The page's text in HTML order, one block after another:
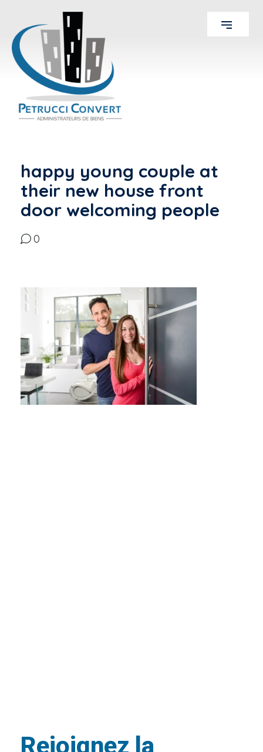
happy young couple at
their new house front
door welcoming people
0
Rejoignez la